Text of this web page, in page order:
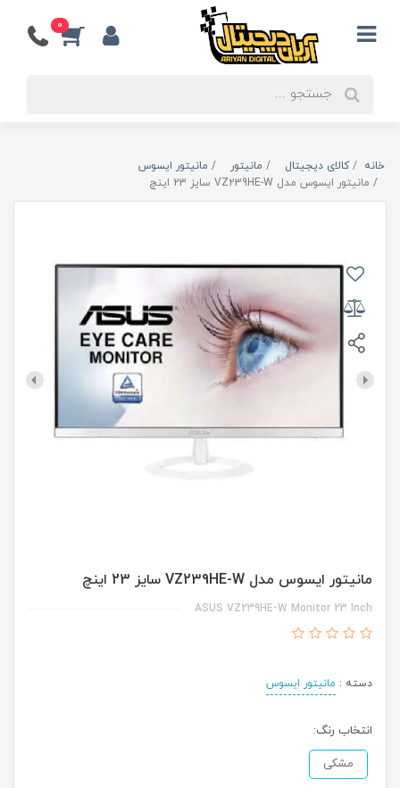
0
خانه کالای دیجیتال مانیتور
مانیتور ایسوس
مانیتور ایسوس مدل VZ239HE-W سایز 23 اینچ
مانیتور ایسوس مدل VZ239HE-W سایز 23 اینچ
ASUS VZ239HE-W Monitor 23 Inch
دسته : مانیتور ایسوس
انتخاب رنگ:
مشکی